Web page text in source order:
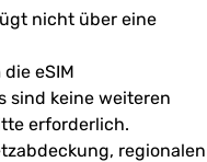
nicht über eine
eSIM
sind keine weiteren
erforderlich.
regionalen